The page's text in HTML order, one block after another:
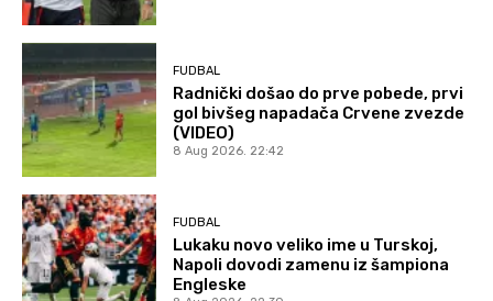
FUDBAL
Radnički došao do prve pobede, prvi
gol bivšeg napadača Crvene zvezde
(VIDEO)
8 Aug 2026. 22:42
FUDBAL
Lukaku novo veliko ime u Turskoj,
Napoli dovodi zamenu iz šampiona
Engleske